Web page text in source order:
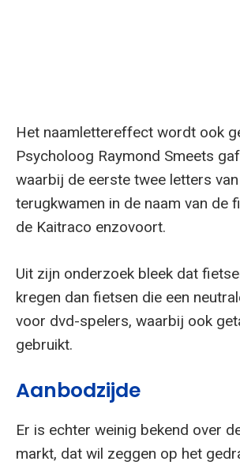
Het naamlettereffect wordt ook
Psycholoog Raymond Smeets
waarbij de eerste twee letters
terugkwamen in de naam van de
de Kaitraco enzovoort.
Uit zijn onderzoek bleek dat
kregen dan fietsen die een
voor dvd-spelers, waarbij ook
gebruikt.
Aanbodzijde
Er is echter weinig bekend over
markt, dat wil zeggen op het